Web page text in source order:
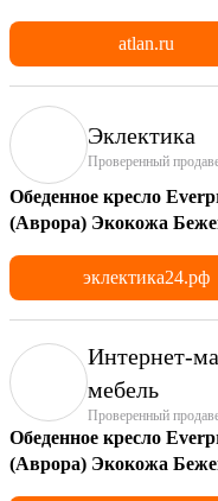
atlan.ru
Эклектика
Проверенный
Обеденное кресло
(Аврора) Экокожа
эклектика24.рф
Интернет-
мебель
Проверенный
Обеденное кресло
(Аврора) Экокожа